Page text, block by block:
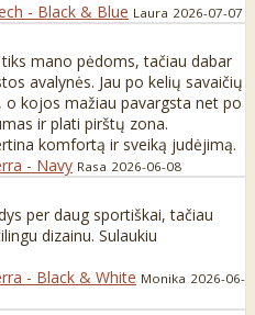
- Black & Blue Laura 2026-07-07
mano pėdoms, tačiau dabar
avalynės. Jau po kelių savaičių
kojos mažiau pavargsta net po
ir plati pirštų zona.
komfortą ir sveiką judėjimą.
- Navy Rasa 2026-06-08
per daug sportiškai, tačiau
dizainu. Sulaukiu
- Black & White Monika 2026-06-